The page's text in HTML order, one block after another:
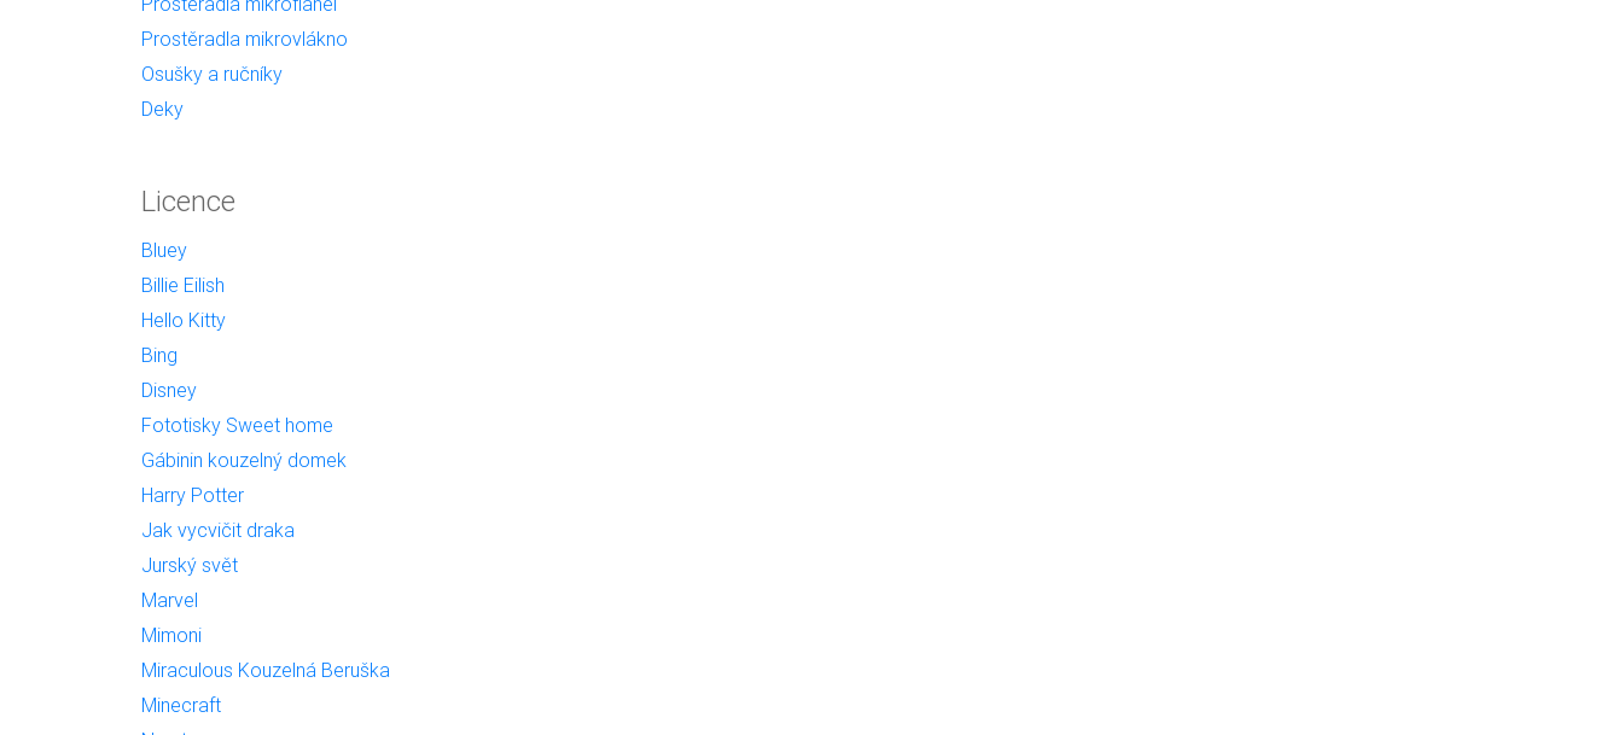
Prostěradla mikrovlákno
Osušky a ručníky
Deky
Licence
Bluey
Billie Eilish
Hello Kitty
Bing
Disney
Fototisky Sweet home
Gábinin kouzelný domek
Harry Potter
Jak vycvičit draka
Jurský svět
Marvel
Mimoni
Miraculous Kouzelná Beruška
Minecraft